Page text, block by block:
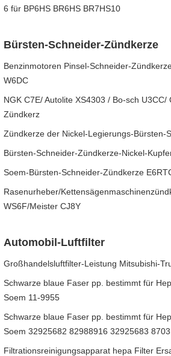
6 für BP6HS BR6HS BR7HS10
Bürsten-Schneider-Zündkerze
Benzinmotoren Pinsel-Schneider-
W6DC
NGK C7E/ Autolite XS4303 / Bo-sch
Zündkerz
Zündkerze der Nickel-Legierungs-Bürsten-
Bürsten-Schneider-Zündkerze-Nickel-
Soem-Bürsten-Schneider-Zündkerze
Rasenurheber/
WS6F/Meister CJ8Y
Automobil-Luftfilter
Großhandelsluftfilter-Leistung Mitsubishi-
Schwarze blaue Faser pp. bestimmt für
Soem 11-9955
Schwarze blaue Faser pp. bestimmt für
Soem 32925682 82988916 32925683 8703
Filtrationsreinigungsapparat hepa Filter